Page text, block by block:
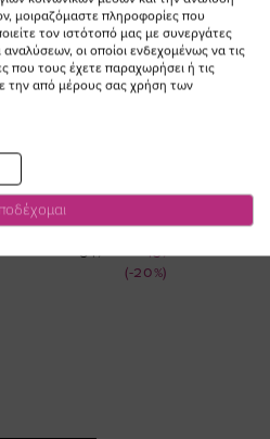
σε
Παντελόνι με λεπτή δαντέλα σε
χρώμα μαύρο
(-20%)
Τιμή
μοιραζόμαστε πληροφορίες που
τον ιστότοπό μας με συνεργάτες
οι οποίοι ενδεχομένως να τις
που τους έχετε παραχωρήσει ή τις
την από μέρους σας χρήση των